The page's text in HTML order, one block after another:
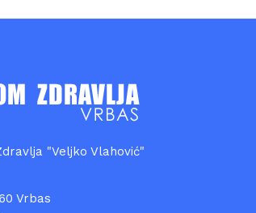
"Veljko Vlahović"
Vrbas